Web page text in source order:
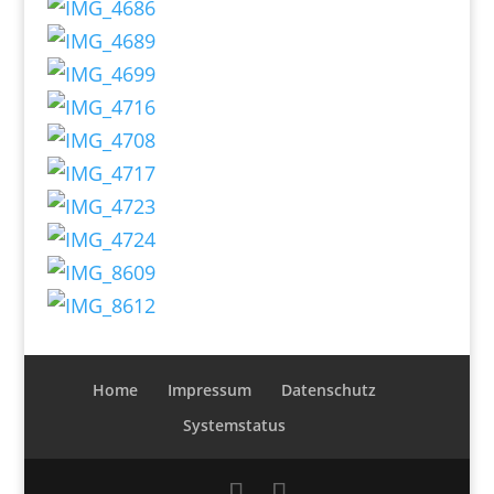
Home Impressum
Datenschutz
Systemstatus